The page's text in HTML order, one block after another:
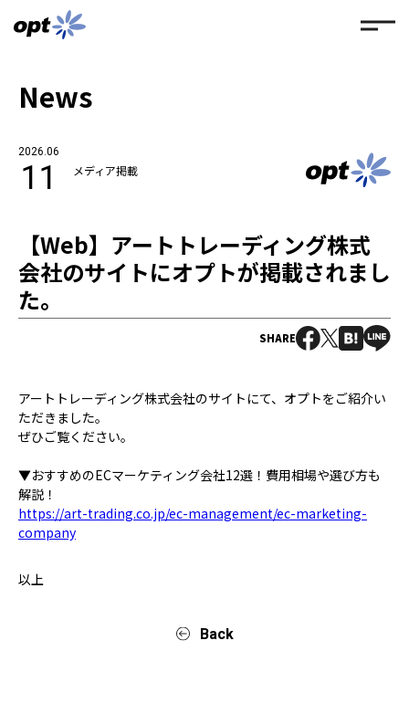
News
2026.06
11 メディア掲載
【Web】アートトレーディング株式
会社のサイトにオプトが掲載されまし
た。
SHARE
アートトレーディング株式会社のサイトにて、オプトをご紹介い
ただきました。
ぜひご覧ください。
▼おすすめのECマーケティング会社12選！費用相場や選び方も
解説！
https://art-trading.co.jp/ec-management/ec-marketing-
company
以上
Back